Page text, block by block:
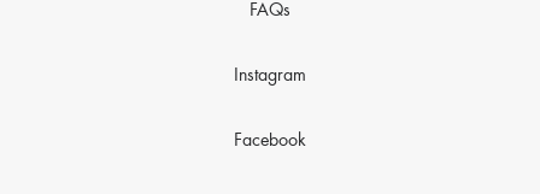
FAQs
Instagram
Facebook